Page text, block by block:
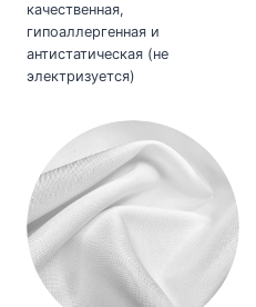
качественная,
гипоаллергенная и
антистатическая (не
электризуется)